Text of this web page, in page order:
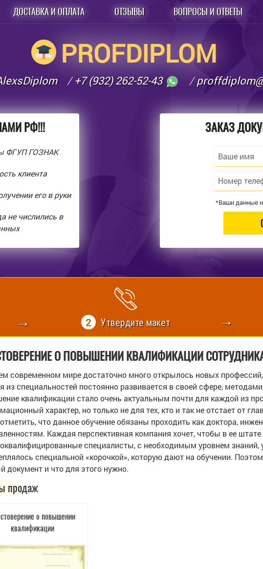
ДОСТАВКА И ОПЛАТА ОТЗЫВЫ ВОПРОСЫ И ОТВЕТЫ
PROFDIPLOM
+7 (932) 262-52-43
РФ!!!
ФГУП ГОЗНАК
клиента
его в руки
не числились в
ЗАКАЗ
*Ваши данные
2 Утвердите макет
О ПОВЫШЕНИИ КВАЛИФИКАЦИИ
современном мире достаточно много открылось новых
из специальностей постоянно развивается в своей сфере,
квалификации стало очень актуальным почти для каждой из
характер, но только не для тех, кто и так не отстает от
что данное обучение обязаны проходить как доктора,
Каждая перспективная компания хочет, чтобы в ее
специалисты, с необходимым уровнем знаний,
специальной «корочкой», которую дают на обучении.
документ и что для этого нужно.
продаж
о повышении
квалификации